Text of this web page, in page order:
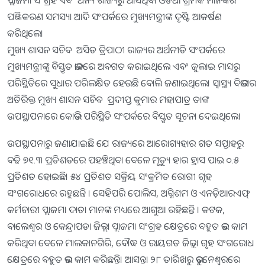
ପଞ୍ଜିକରଣ ସମସ୍ୟା ଆଦି ସଂପର୍କରେ ମୁଖ୍ୟମନ୍ତ୍ରୀଙ୍କ ଦୃଷ୍ଟି ଆକର୍ଷଣ
କରିଥିଲେ।
ମୁଖ୍ୟ ଶାସନ ସଚିବ ଅସିତ ତ୍ରିପାଠୀ ରାଜ୍ୟର ଅର୍ଥନୀତି ସଂପର୍କରେ
ମୁଖ୍ୟମନ୍ତ୍ରୀଙ୍କୁ ବିସ୍ତୃତ ଭାବରେ ଅବଗତ କରାଇଥିଲେ ଏବଂ ଜୁଲାଇ ମାସରୁ
ପରିସ୍ଥିତିରେ ସୁଧାର ପରିଲକ୍ଷିତ ହେଉଛି ବୋଲି ଜଣାଇଥିଲେ। ସ୍ବାସ୍ଥ୍ୟ ବିଭାଗର
ଅତିରିକ୍ତ ମୁଖ୍ୟ ଶାସନ ସଚିବ ପ୍ରଦୀପ୍ତ କୁମାର ମହାପାତ୍ର ତାଙ୍କ
ଉପସ୍ଥାପନାରେ କୋଭିଡ ପରିସ୍ଥିତି ସଂପର୍କରେ ବିସ୍ତୃତ ସୂଚନା ଦେଇଥିଲେ।
ଉପସ୍ଥାପନାରୁ ଜଣାଯାଇଛି ଯେ ରାଜ୍ୟରେ ଆରୋଗ୍ୟହାର ଗତ ସପ୍ତାହରୁ
ବଢି ୭୧.୩ ପ୍ରତିଶତରେ ପହଞ୍ଚିଥିବା ବେଳେ ମୃତ୍ୟୁ ହାର ହ୍ରାସ ପାଇ ୦.୫
ପ୍ରତିଶତ ହୋଇଛି। ୫୪ ପ୍ରତିଶତ ସକ୍ରିୟ ସଂକ୍ରମିତ ରୋଗୀ ଗୃହ
ସଂଗରୋଧରେ ରହୁଛନ୍ତି । ସେହିପରି ପୋଲିସ, ଅଗ୍ନିଶମ ଓ ଏନଡ଼ିଆରଏଫ୍
କର୍ମଚାରୀ ପ୍ଲାଜମା ଦାତା ମାନଙ୍କ ମଧ୍ୟରେ ଆଗୁଆ ରହିଛନ୍ତି । କଟକ,
ବାଲେଶ୍ବର ଓ କେନ୍ଦ୍ରାପଡା ଜିଲ୍ଲା ପ୍ଲାଜମା ସଂଗ୍ରହ କ୍ଷେତ୍ରରେ ବହୁତ ଭଲ କାମ
କରିଥିବା ବେଳେ ମାଲକାନଗିରି, ବୌଦ୍ଧ ଓ ରାୟଗଡ ଜିଲ୍ଲା ଗୃହ ସଂଗରୋଧ
କ୍ଷେତ୍ରରେ ବହୁତ ଭଲ କାମ କରିଛନ୍ତି। ଆସନ୍ତା ୨୮ ତାରିଖରୁ ଭୁବନେଶ୍ବରରେ